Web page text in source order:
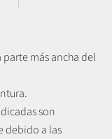
más ancha del
son
debido a las